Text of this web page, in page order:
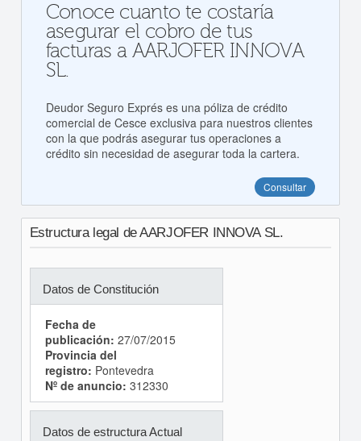
Conoce cuanto te costaría
asegurar el cobro de tus
facturas a AARJOFER INNOVA
SL.
Deudor Seguro Exprés es una póliza de crédito
comercial de Cesce exclusiva para nuestros clientes
con la que podrás asegurar tus operaciones a
crédito sin necesidad de asegurar toda la cartera.
Consultar
Estructura legal de AARJOFER INNOVA SL.
Datos de Constitución
Fecha de
publicación: 27/07/2015
Provincia del
registro: Pontevedra
Nº de anuncio: 312330
Datos de estructura Actual